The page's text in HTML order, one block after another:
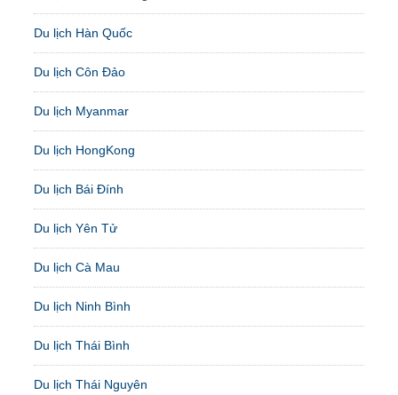
Du lịch Hàn Quốc
Du lịch Côn Đảo
Du lịch Myanmar
Du lịch HongKong
Du lịch Bái Đính
Du lịch Yên Tử
Du lịch Cà Mau
Du lịch Ninh Bình
Du lịch Thái Bình
Du lịch Thái Nguyên